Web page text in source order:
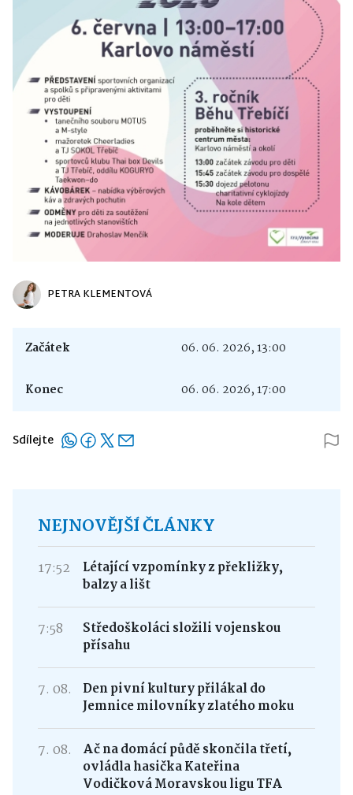
PETRA KLEMENTOVÁ
Začátek 06. 06. 2026, 13:00
Konec 06. 06. 2026, 17:00
Sdílejte
NEJNOVĚJŠÍ ČLÁNKY
17:52
Létající vzpomínky z překližky,
balzy a lišt
7:58
Středoškoláci složili vojenskou
přísahu
7. 08.
Den pivní kultury přilákal do
Jemnice milovníky zlatého moku
7. 08.
Ač na domácí půdě skončila třetí,
ovládla hasička Kateřina
Vodičková Moravskou ligu TFA